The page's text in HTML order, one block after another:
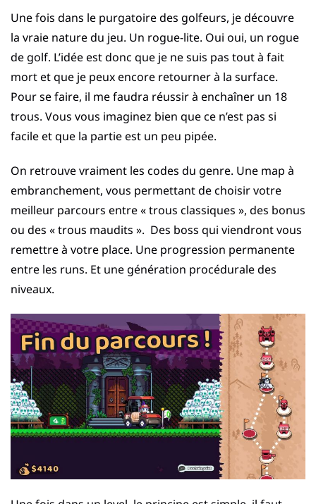
Une fois dans le purgatoire des golfeurs, je découvre
la vraie nature du jeu. Un rogue-lite. Oui oui, un rogue
de golf. L’idée est donc que je ne suis pas tout à fait
mort et que je peux encore retourner à la surface.
Pour se faire, il me faudra réussir à enchaîner un 18
trous. Vous vous imaginez bien que ce n’est pas si
facile et que la partie est un peu pipée.
On retrouve vraiment les codes du genre. Une map à
embranchement, vous permettant de choisir votre
meilleur parcours entre « trous classiques », des bonus
ou des « trous maudits ». Des boss qui viendront vous
remettre à votre place. Une progression permanente
entre les runs. Et une génération procédurale des
niveaux.